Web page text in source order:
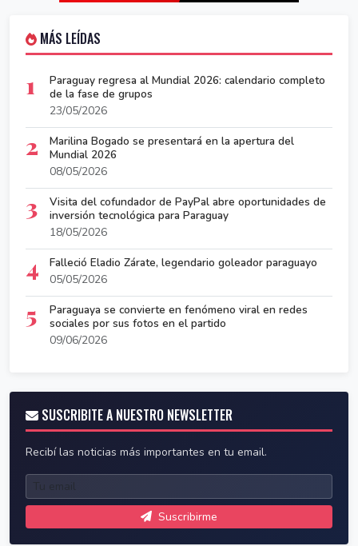
MÁS LEÍDAS
1
Paraguay regresa al Mundial 2026: calendario completo
de la fase de grupos
23/05/2026
2
Marilina Bogado se presentará en la apertura del
Mundial 2026
08/05/2026
3
Visita del cofundador de PayPal abre oportunidades de
inversión tecnológica para Paraguay
18/05/2026
4
Falleció Eladio Zárate, legendario goleador paraguayo
05/05/2026
5
Paraguaya se convierte en fenómeno viral en redes
sociales por sus fotos en el partido
09/06/2026
SUSCRIBITE A NUESTRO NEWSLETTER
Recibí las noticias más importantes en tu email.
Suscribirme